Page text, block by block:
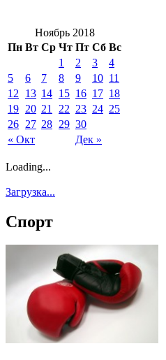
Ноябрь 2018
Пн Вт Ср Чт Пт Сб Вс
« Окт Дек »
1 2 3
4
5
6 7 8 9 10 11
12
13 14 15 16 17 18
19 20 21 22 23 24 25
26 27 28 29 30
Loading...
Загрузка...
Спорт